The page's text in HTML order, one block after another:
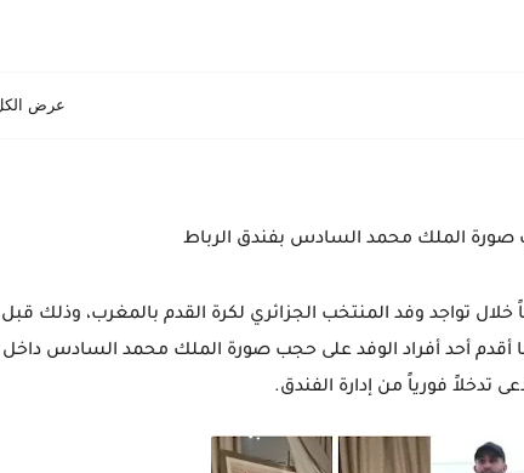
صورة الملك محمد السادس بفندق الرباط
خلال تواجد وفد المنتخب الجزائري لكرة القدم بالمغرب، وذلك قبل
أقدم أحد أفراد الوفد على حجب صورة الملك محمد السادس داخل
تدخلاً فورياً من إدارة الفندق.